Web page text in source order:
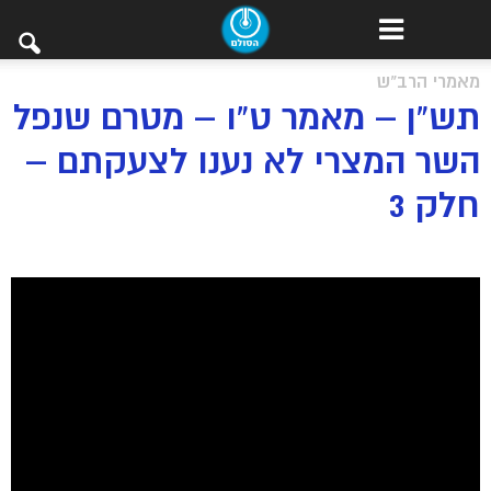
מאמרי הרב"ש
תש”ן – מאמר ט”ו – מטרם שנפל
השר המצרי לא נענו לצעקתם –
חלק 3